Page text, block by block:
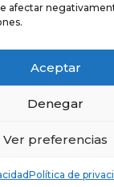
afectar
Aceptar
Denegar
Ver preferencias
Política de
legales y